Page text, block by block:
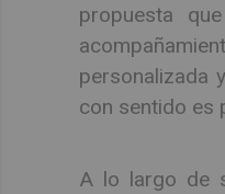
propuesta
personalizada
con sentido es
A lo largo de